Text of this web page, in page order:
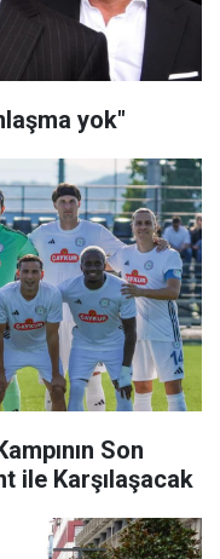
yok"
Son
ile Karşılaşacak